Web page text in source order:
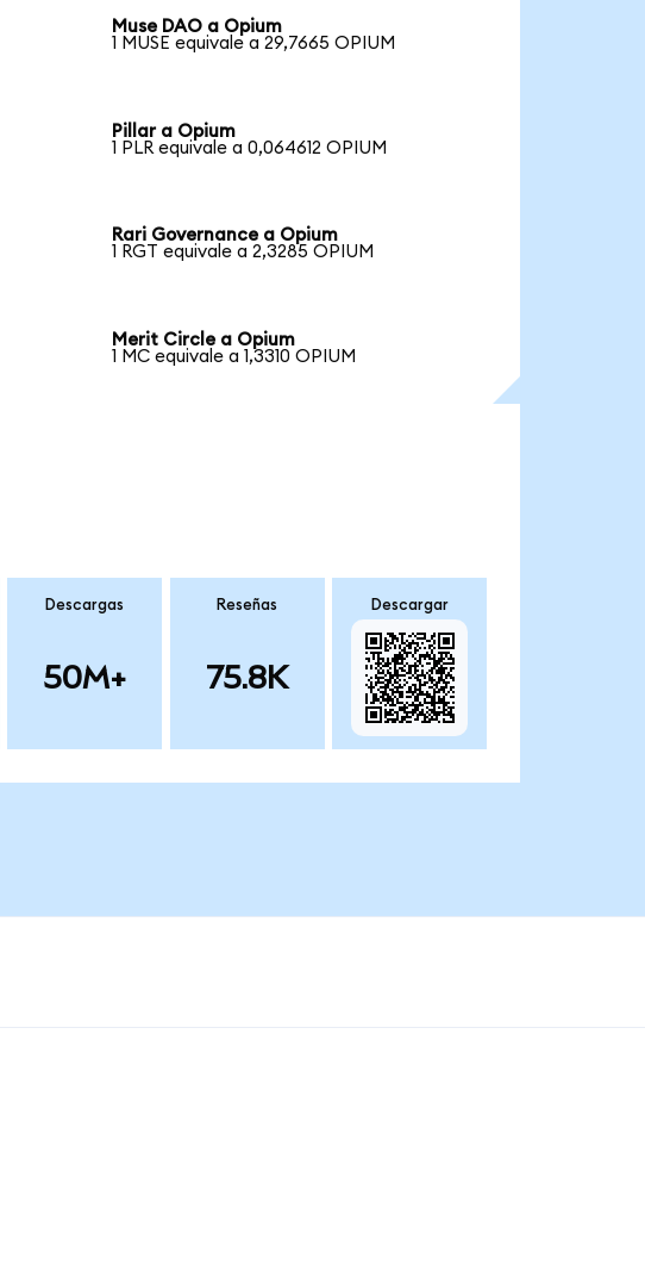
Muse DAO a Opium
1 MUSE equivale a 29,7665 OPIUM
Pillar a Opium
1 PLR equivale a 0,064612 OPIUM
Rari Governance a Opium
1 RGT equivale a 2,3285 OPIUM
Merit Circle a Opium
1 MC equivale a 1,3310 OPIUM
Descargas
50M+
Reseñas
75.8K
Descargar